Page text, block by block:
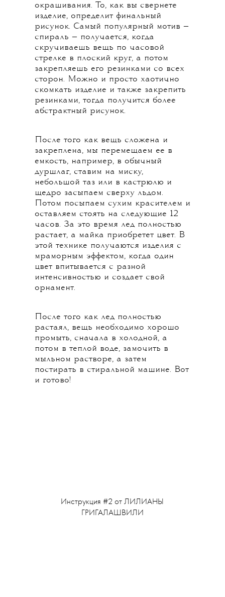
окрашивания. То, как вы свернете
изделие, определит финальный
рисунок. Самый популярный мотив —
спираль — получается, когда
скручиваешь вещь по часовой
стрелке в плоский круг, а потом
закрепляешь его резинками со всех
сторон. Можно и просто хаотично
скомкать изделие и также закрепить
резинками, тогда получится более
абстрактный рисунок.
После того как вещь сложена и
закреплена, мы перемещаем ее в
емкость, например, в обычный
дуршлаг, ставим на миску,
небольшой таз или в кастрюлю и
щедро засыпаем сверху льдом.
Потом посыпаем сухим красителем и
оставляем стоять на следующие 12
часов. За это время лед полностью
растает, а майка приобретет цвет. В
этой технике получаются изделия с
мраморным эффектом, когда один
цвет впитывается с разной
интенсивностью и создает свой
орнамент.
После того как лед полностью
растаял, вещь необходимо хорошо
промыть, сначала в холодной, а
потом в теплой воде, замочить в
мыльном растворе, а затем
постирать в стиральной машине. Вот
и готово!
Инструкция #2 отЛИЛИАНЫ
ГРИГАЛАШВИЛИ